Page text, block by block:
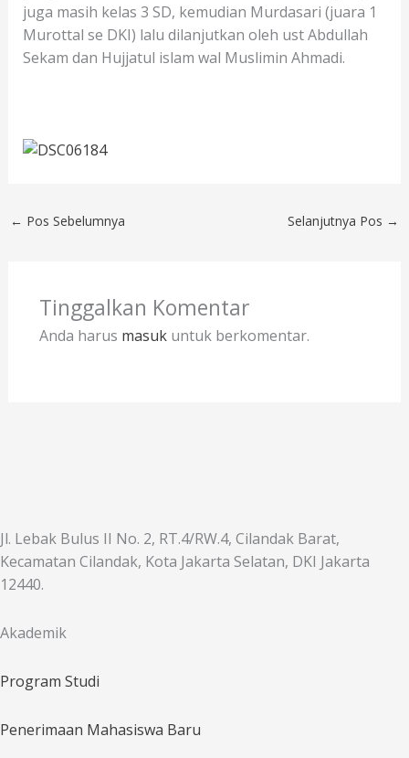
juga masih kelas 3 SD, kemudian Murdasari (juara 1
Murottal se DKI) lalu dilanjutkan oleh ust Abdullah
Sekam dan Hujjatul islam wal Muslimin Ahmadi.
← Pos Sebelumnya Selanjutnya Pos →
Tinggalkan Komentar
Anda harus masukuntuk berkomentar.
Jl. Lebak Bulus II No. 2, RT.4/RW.4, Cilandak Barat,
Kecamatan Cilandak, Kota Jakarta Selatan, DKI Jakarta
12440.
Akademik
Program Studi
Penerimaan Mahasiswa Baru